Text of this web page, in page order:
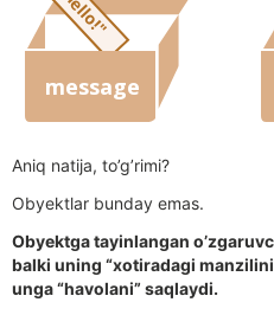
Aniq natija, to’g’rimi?
Obyektlar bunday emas.
Obyektga tayinlangan
balki uning “xotiradagi
unga “havolani” saqlaydi.